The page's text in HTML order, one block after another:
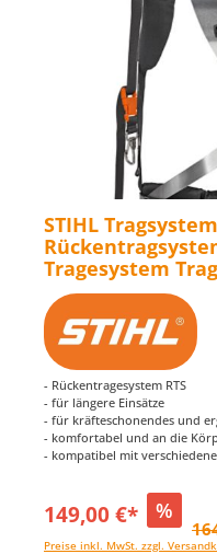
STIHL
Tragesystem
- Rückentragesystem RTS
- für längere Einsätze
- für kräfteschonendes und
- komfortabel und an die
- kompatibel mit
149,00 €* %
Preise inkl. MwSt. zzgl.